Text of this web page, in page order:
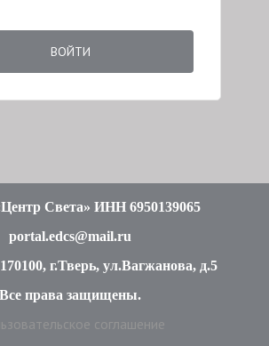
ВОЙТИ
Света» ИНН 6950139065
portal.edcs@mail.ru
г.Тверь, ул.Вагжанова, д.5
Все права защищены.
соглашение